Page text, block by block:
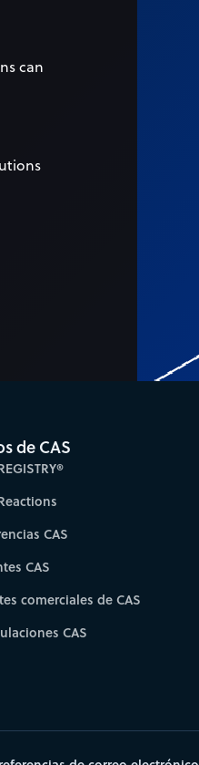
can
de CAS
CAS
CAS
comerciales de CAS
CAS